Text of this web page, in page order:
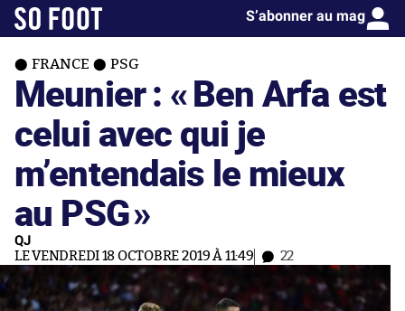
S’abonner au mag
FRANCE PSG
Meunier : «Ben Arfa est
celui avec qui je
m’entendais le mieux
au PSG»
QJ
LE VENDREDI 18 OCTOBRE 2019 À 11:49 22